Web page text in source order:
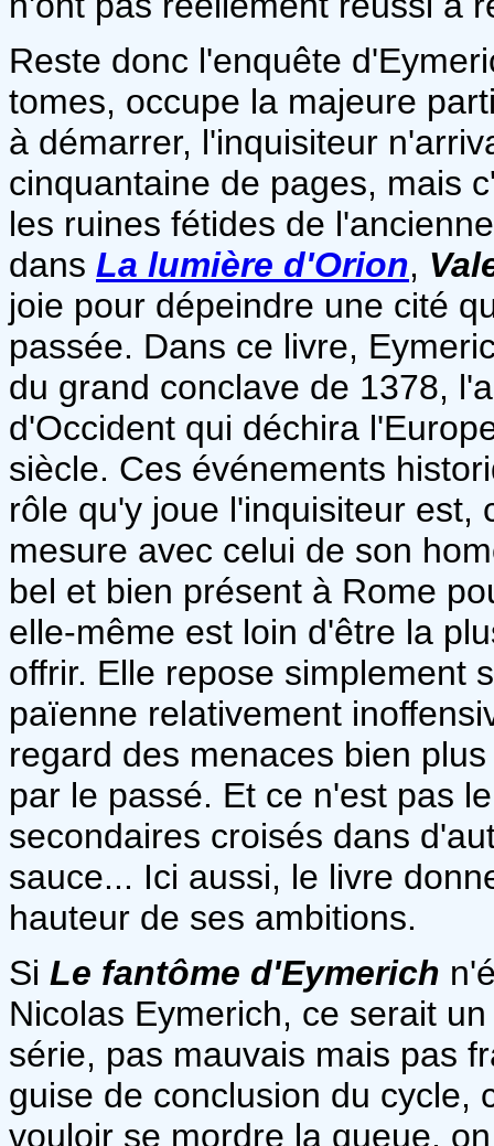
Reste donc l'enquête
tomes, occupe la majeure
à démarrer, l'inquisiteur
cinquantaine de pages, mais
les ruines fétides de
dans La lumière d'Orion,
joie pour dépeindre une cité
passée. Dans ce livre,
du grand conclave de 1378,
d'Occident qui déchira
siècle. Ces événements
rôle qu'y joue l'inquisiteur est,
mesure avec celui de son
bel et bien présent à Rome
elle-même est loin d'être la
offrir. Elle repose simplement
païenne relativement
regard des menaces bien
par le passé. Et ce n'est pas
secondaires croisés dans
sauce... Ici aussi, le livre
hauteur de ses ambitions.
Si Le fantôme d'Eymerich
Nicolas Eymerich, ce serait
série, pas mauvais mais pas
guise de conclusion du cycle,
vouloir se mordre la queue,